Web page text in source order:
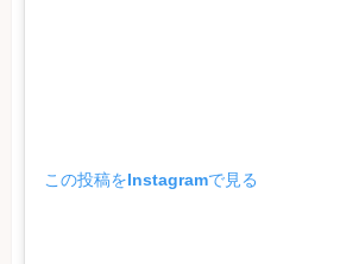
この投稿をInstagramで見る